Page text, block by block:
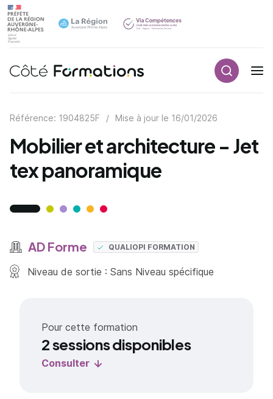
Navigation principale
Référence: 1904825F / Mise à jour le 16/01/2026
Mobilier et architecture - Jet
tex panoramique
AD Forme QUALIOPI FORMATION
Niveau de sortie : Sans Niveau spécifique
Pour cette formation
2 sessions disponibles
Consulter